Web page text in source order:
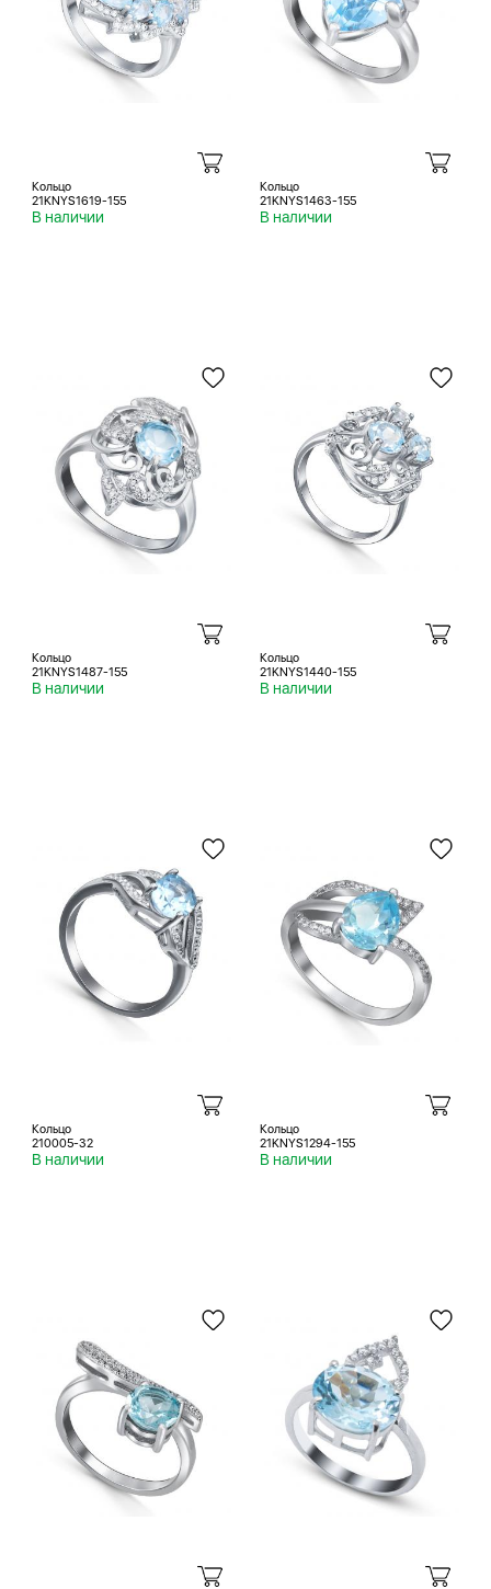
Кольцо
21KNYS1619-155
В наличии
Кольцо
21KNYS1463-155
В наличии
Кольцо
21KNYS1487-155
В наличии
Кольцо
21KNYS1440-155
В наличии
Кольцо
210005-32
В наличии
Кольцо
21KNYS1294-155
В наличии